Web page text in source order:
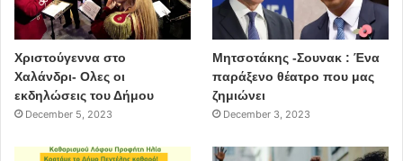
Χριστούγεννα στο
Χαλάνδρι- Ολες οι
εκδηλώσεις του Δήμου
December 5, 2023
Μητσοτάκης -Σουνακ : Ένα
παράξενο θέατρο που μας
ζημιώνει
December 3, 2023